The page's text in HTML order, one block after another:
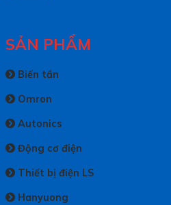
SẢN PHẨM
Biến tần
Omron
Autonics
Động cơ điện
Thiết bị điện LS
Hanyuong